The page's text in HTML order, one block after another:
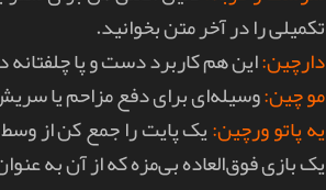
تکمیلی را در آخر متن بخوانید.
دارچین:این هم کاربرد دست و پا
مو چین:وسیله‌ای برای دفع مزاحم یا
یه پاتو ورچین:یک پایت را جمع کن از
یک بازی فوق‌العاده بی‌مزه که از آن به